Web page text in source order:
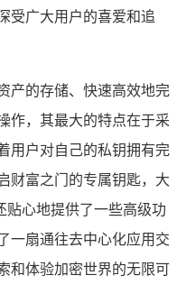
受广大用户的喜爱和追
产的存储、快速高效地完
作，其最大的特点在于采
用户对自己的私钥拥有完
财富之门的专属钥匙，大
贴心地提供了一些高级功
一扇通往去中心化应用交
和体验加密世界的无限可